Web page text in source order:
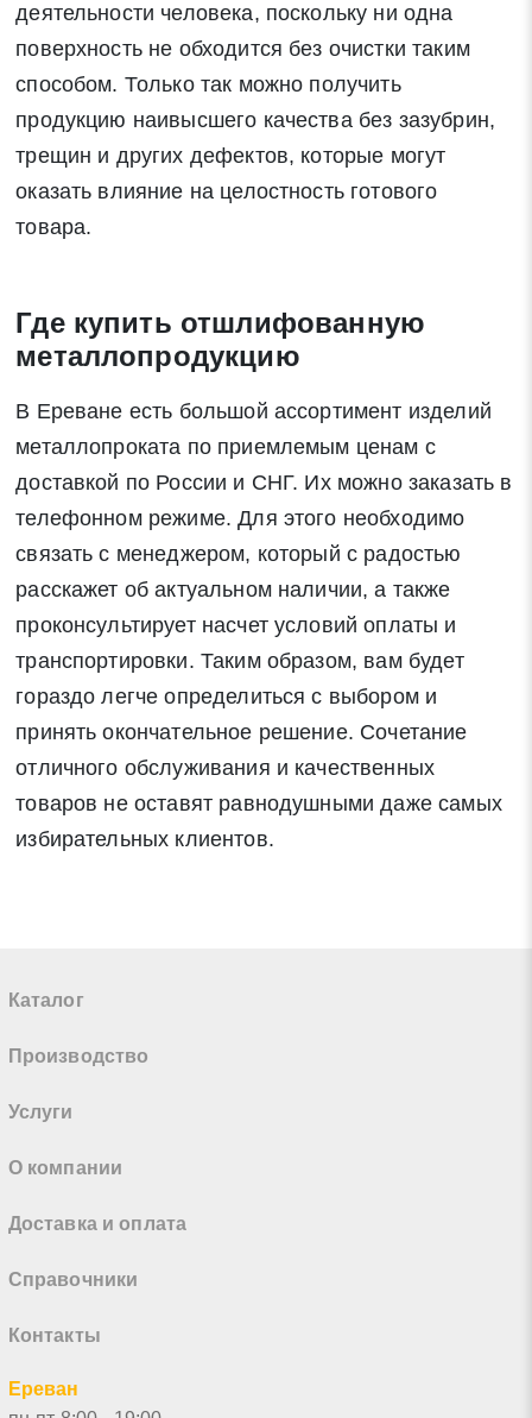
деятельности человека, поскольку ни одна
поверхность не обходится без очистки таким
способом. Только так можно получить
продукцию наивысшего качества без зазубрин,
трещин и других дефектов, которые могут
оказать влияние на целостность готового
товара.
Где купить отшлифованную
металлопродукцию
В Ереване есть большой ассортимент изделий
металлопроката по приемлемым ценам с
доставкой по России и СНГ. Их можно заказать в
телефонном режиме. Для этого необходимо
связать с менеджером, который с радостью
расскажет об актуальном наличии, а также
проконсультирует насчет условий оплаты и
транспортировки. Таким образом, вам будет
гораздо легче определиться с выбором и
принять окончательное решение. Сочетание
отличного обслуживания и качественных
товаров не оставят равнодушными даже самых
избирательных клиентов.
Каталог
Производство
Услуги
О компании
Доставка и оплата
Справочники
Контакты
Ереван